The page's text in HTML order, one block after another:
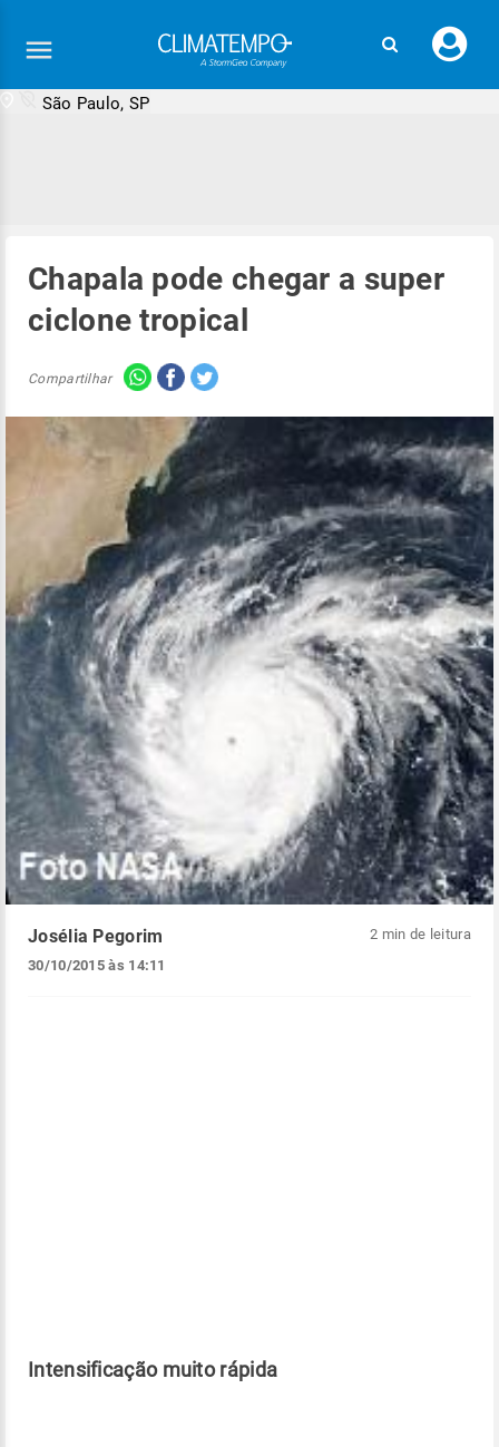
seu
São Paulo, SP
Chapala pode chegar a super
ciclone tropical
Compartilhar
Josélia Pegorim
30/10/2015 às 14:11
2 min de leitura
Intensificação muito rápida